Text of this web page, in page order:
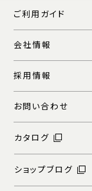
ご利用ガイド
会社情報
採用情報
お問い合わせ
カタログ
ショップブログ